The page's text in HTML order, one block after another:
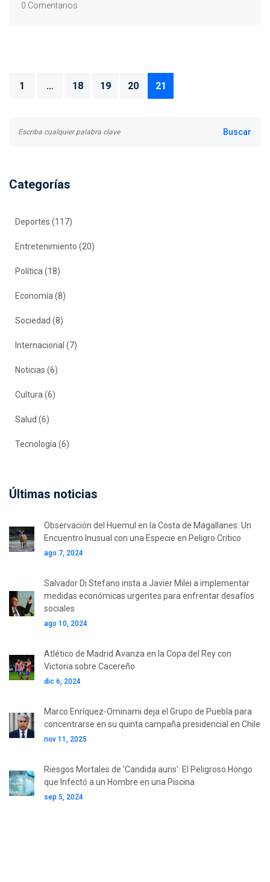
representantes de la Cámara Chilena de la
0 Comentarios
1 … 18 19 20 21
Categorías
Deportes (117)
Entretenimiento (20)
Política (18)
Economía (8)
Sociedad (8)
Internacional (7)
Noticias (6)
Cultura (6)
Salud (6)
Tecnología (6)
Últimas noticias
Observación del Huemul en la Costa de Magallanes: Un
Encuentro Inusual con una Especie en Peligro Crítico
ago 7, 2024
Salvador Di Stefano insta a Javier Milei a implementar
medidas económicas urgentes para enfrentar desafíos
sociales
ago 10, 2024
Atlético de Madrid Avanza en la Copa del Rey con
Victoria sobre Cacereño
dic 6, 2024
Marco Enríquez-Ominami deja el Grupo de Puebla para
concentrarse en su quinta campaña presidencial en Chile
nov 11, 2025
Riesgos Mortales de 'Candida auris': El Peligroso Hongo
que Infectó a un Hombre en una Piscina
sep 5, 2024